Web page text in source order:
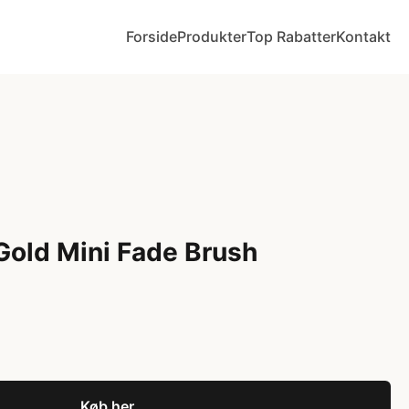
ForsideProdukterTop RabatterKontakt
Mini Fade Brush